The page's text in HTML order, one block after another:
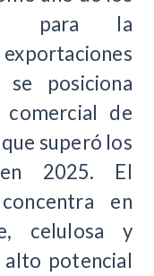
para la
se posiciona
de
superó los
2025. El
en
celulosa y
alto potencial